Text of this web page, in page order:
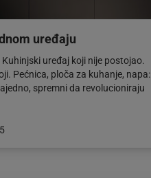
uređaju
Kuhinjski uređaj koji nije postojao.
Pećnica, ploča za kuhanje, napa:
spremni da revolucioniraju